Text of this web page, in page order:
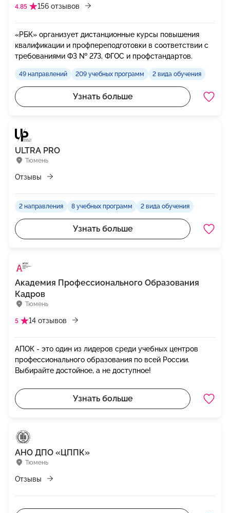
4.85 156 отзывов
«РБК» организует дистанционные курсы повышения
квалификации и профпереподготовки в соответствии с
требованиями ФЗ № 273, ФГОС и профстандартов.
49 направлений 209 учебных программ 2 вида обучения
Узнать больше
Тюмень
ULTRA PRO
Отзывы
2 направления 8 учебных программ 2 вида обучения
Узнать больше
Тюмень
Академия Профессионального Образования
Кадров
5 14 отзывов
АПОК - это один из лидеров среди учебных центров
профессионального образования по всей России.
Выбирайте достойное, а не доступное!
Узнать больше
Тюмень
АНО ДПО «ЦППК»
Отзывы